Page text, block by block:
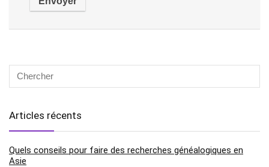
Articles récents
Quels conseils pour faire des recherches généalogiques en
Asie